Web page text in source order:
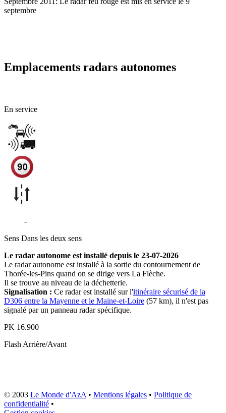
septembre
Emplacements radars autonomes
En service
-
Sens Dans les deux sens
Le radar autonome est installé depuis le 23-07-2026
Le radar autonome est installé à la sortie du contournement de
Thorée-les-Pins quand on se dirige vers La Flèche.
Il se trouve au niveau de la déchetterie.
Signalisation : Ce radar est installé sur l'itinéraire sécurisé de la
D306 entre la Mayenne et le Maine-et-Loire (57 km), il n'est pas
signalé par un panneau radar spécifique.
PK 16.900
Flash Arrière/Avant
© 2003 Le Monde d'AzA • Mentions légales • Politique de
confidentialité •